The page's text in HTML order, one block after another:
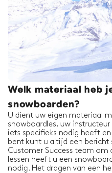
Welk materiaal heb
snowboarden?
U dient uw eigen materiaal
snowboardles, uw
iets specifieks nodig heeft
bent kunt u altijd een
Customer Success team om
lessen heeft u een
nodig. Het dragen van een